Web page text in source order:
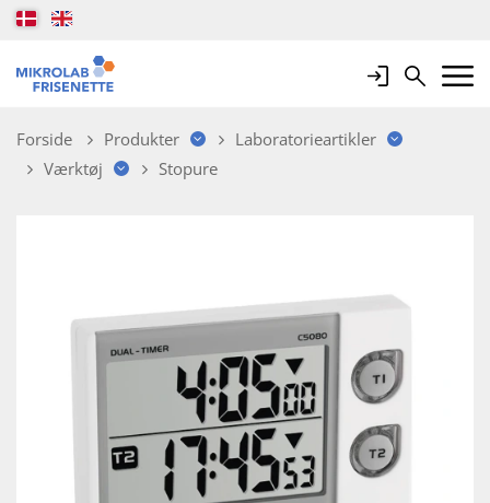
LoginSearchMobile
Forside Produkter
Laboratorieartikler
Værktøj
Stopure